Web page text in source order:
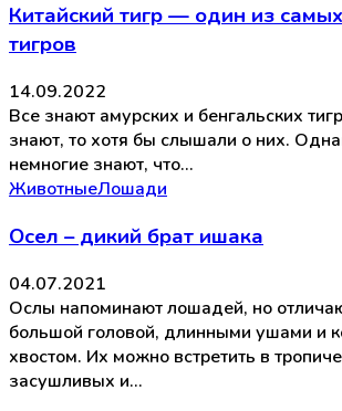
Китайский тигр — один из
тигров
14.09.2022
Все знают амурских и бенгальских
знают, то хотя бы слышали о них.
немногие знают, что…
ЖивотныеЛошади
Осел – дикий брат ишака
04.07.2021
Ослы напоминают лошадей, но
большой головой, длинными ушами и
хвостом. Их можно встретить в
засушливых и…